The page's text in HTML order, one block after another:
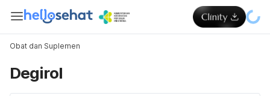
Obat dan Suplemen
Degirol